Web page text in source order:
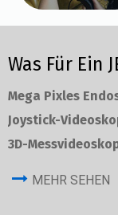
Was Für Ein
Mega Pixles
Joystick-
3D-
MEHR SEHEN